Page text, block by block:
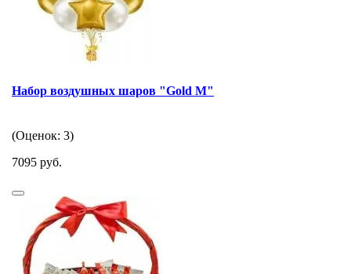
Набор воздушных шаров "Gold M"
(Оценок: 3)
7095 руб.